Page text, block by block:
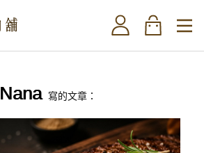
Nana 寫的文章：